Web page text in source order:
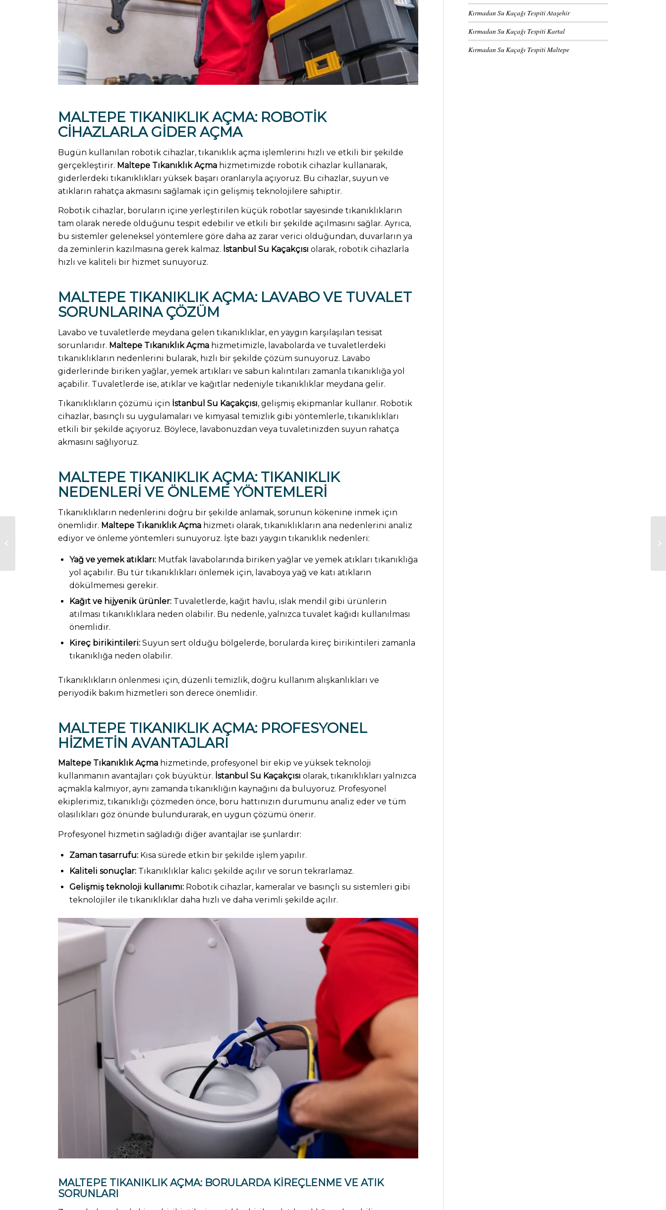
MALTEPE TIKANIKLIK AÇMA: ROBOTIK
CIHAZLARLA GIDER AÇMA
Bugün kullanılan robotik cihazlar, tıkanıklık açma işlemlerini hızlı ve etkili bir şekilde
gerçekleştirir. Maltepe Tıkanıklık Açma hizmetimizde robotik cihazlar kullanarak,
giderlerdeki tıkanıklıkları yüksek başarı oranlarıyla açıyoruz. Bu cihazlar, suyun ve
atıkların rahatça akmasını sağlamak için gelişmiş teknolojilere sahiptir.
Robotik cihazlar, boruların içine yerleştirilen küçük robotlar sayesinde tıkanıklıkların
tam olarak nerede olduğunu tespit edebilir ve etkili bir şekilde açılmasını sağlar. Ayrıca,
bu sistemler geleneksel yöntemlere göre daha az zarar verici olduğundan, duvarların ya
da zeminlerin kazılmasına gerek kalmaz. İstanbul Su Kaçakçısı olarak, robotik cihazlarla
hızlı ve kaliteli bir hizmet sunuyoruz.
MALTEPE TIKANIKLIK AÇMA: LAVABO VE TUVALET
SORUNLARINA ÇÖZÜM
Lavabo ve tuvaletlerde meydana gelen tıkanıklıklar, en yaygın karşılaşılan tesisat
sorunlarıdır. Maltepe Tıkanıklık Açma hizmetimizle, lavabolarda ve tuvaletlerdeki
tıkanıklıkların nedenlerini bularak, hızlı bir şekilde çözüm sunuyoruz. Lavabo
giderlerinde biriken yağlar, yemek artıkları ve sabun kalıntıları zamanla tıkanıklığa yol
açabilir. Tuvaletlerde ise, atıklar ve kağıtlar nedeniyle tıkanıklıklar meydana gelir.
Tıkanıklıkların çözümü için İstanbul Su Kaçakçısı, gelişmiş ekipmanlar kullanır. Robotik
cihazlar, basınçlı su uygulamaları ve kimyasal temizlik gibi yöntemlerle, tıkanıklıkları
etkili bir şekilde açıyoruz. Böylece, lavabonuzdan veya tuvaletinizden suyun rahatça
akmasını sağlıyoruz.
MALTEPE TIKANIKLIK AÇMA: TIKANIKLIK
NEDENLERI VE ÖNLEME YÖNTEMLERI
Tıkanıklıkların nedenlerini doğru bir şekilde anlamak, sorunun kökenine inmek için
önemlidir. Maltepe Tıkanıklık Açma hizmeti olarak, tıkanıklıkların ana nedenlerini analiz
ediyor ve önleme yöntemleri sunuyoruz. İşte bazı yaygın tıkanıklık nedenleri:
Yağ ve yemek atıkları: Mutfak lavabolarında biriken yağlar ve yemek atıkları tıkanıklığa
yol açabilir. Bu tür tıkanıklıkları önlemek için, lavaboya yağ ve katı atıkların
dökülmemesi gerekir.
Kağıt ve hijyenik ürünler: Tuvaletlerde, kağıt havlu, ıslak mendil gibi ürünlerin
atılması tıkanıklıklara neden olabilir. Bu nedenle, yalnızca tuvalet kağıdı kullanılması
önemlidir.
Kireç birikintileri: Suyun sert olduğu bölgelerde, borularda kireç birikintileri zamanla
tıkanıklığa neden olabilir.
Tıkanıklıkların önlenmesi için, düzenli temizlik, doğru kullanım alışkanlıkları ve
periyodik bakım hizmetleri son derece önemlidir.
MALTEPE TIKANIKLIK AÇMA: PROFESYONEL
HIZMETIN AVANTAJLARI
Maltepe Tıkanıklık Açma hizmetinde, profesyonel bir ekip ve yüksek teknoloji
kullanmanın avantajları çok büyüktür. İstanbul Su Kaçakçısı olarak, tıkanıklıkları yalnızca
açmakla kalmıyor, aynı zamanda tıkanıklığın kaynağını da buluyoruz. Profesyonel
ekiplerimiz, tıkanıklığı çözmeden önce, boru hattınızın durumunu analiz eder ve tüm
olasılıkları göz önünde bulundurarak, en uygun çözümü önerir.
Profesyonel hizmetin sağladığı diğer avantajlar ise şunlardır:
Zaman tasarrufu: Kısa sürede etkin bir şekilde işlem yapılır.
Kaliteli sonuçlar: Tıkanıklıklar kalıcı şekilde açılır ve sorun tekrarlamaz.
Gelişmiş teknoloji kullanımı: Robotik cihazlar, kameralar ve basınçlı su sistemleri gibi
teknolojiler ile tıkanıklıklar daha hızlı ve daha verimli şekilde açılır.
MALTEPE TIKANIKLIK AÇMA: BORULARDA KIREÇLENME VE ATIK
SORUNLARI
Kırmadan Su Kaçağı Tespiti Ataşehir
Kırmadan Su Kaçağı Tespiti Kartal
Kırmadan Su Kaçağı Tespiti Maltepe
Maltepe Su Kaçağı